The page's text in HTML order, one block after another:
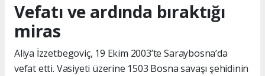
Vefatı ve ardında bıraktığı
miras
Aliya İzzetbegoviç, 19 Ekim 2003’te Saraybosna’da
vefat etti. Vasiyeti üzerine 1503 Bosna savaşı şehidinin